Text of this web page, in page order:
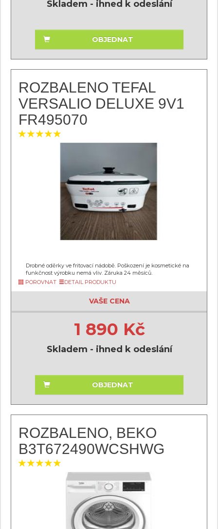
Skladem - ihned k odeslání
OBJEDNAT
ROZBALENO TEFAL
VERSALIO DELUXE 9V1
FR495070
Drobné oděrky ve fritovací nádobě. Poškození je kosmetické na
funkčnost výrobku nemá vliv. Záruka 24 měsíců.
POROVNAT
DETAIL PRODUKTU
VAŠE CENA
1 890 Kč
Skladem - ihned k odeslání
OBJEDNAT
ROZBALENO, BEKO
B3T672490WCSHWG